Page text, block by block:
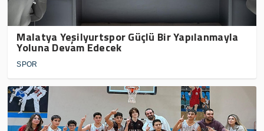
Malatya Yeşilyurtspor Güçlü Bir Yapılanmayla
Yoluna Devam Edecek
SPOR